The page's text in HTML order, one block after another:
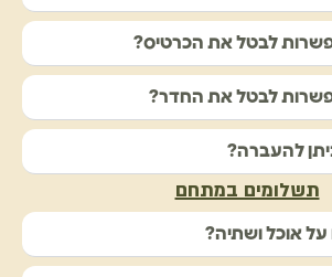
לבטל את הכרטיס?
לבטל את החדר?
להעברה?
תשלומים במתחם
אוכל ושתיה?